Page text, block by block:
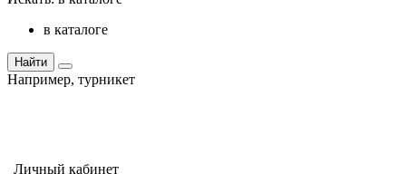
в каталоге
Найти
Например, турникет
Личный кабинет